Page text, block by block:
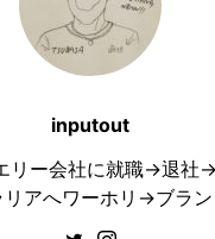
inputout
リー会社に就職→退
アへワーホリ→ブラン